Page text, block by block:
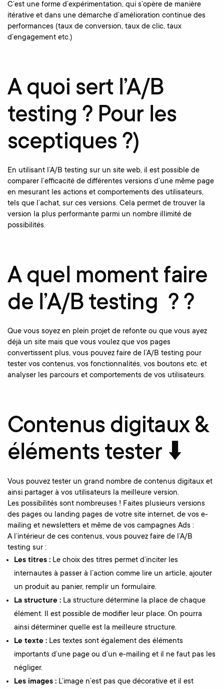
C’est une forme d’expérimentation, qui s’opère de manière
itérative et dans une démarche d’amélioration continue des
performances (taux de conversion, taux de clic, taux
d’engagement etc.)
A quoi sert l’A/B
testing ? Pour les
sceptiques ?)
En utilisant l’A/B testing sur un site web, il est possible de
comparer l’efficacité de différentes versions d’une même page
en mesurant les actions et comportements des utilisateurs,
tels que l’achat, sur ces versions. Cela permet de trouver la
version la plus performante parmi un nombre illimité de
possibilités.
A quel moment faire
de l’A/B testing ? ?
Que vous soyez en plein projet de refonte ou que vous ayez
déjà un site mais que vous voulez que vos pages
convertissent plus, vous pouvez faire de l’A/B testing pour
tester vos contenus, vos fonctionnalités, vos boutons etc. et
analyser les parcours et comportements de vos utilisateurs.
Contenus digitaux &
éléments tester ⬇️
Vous pouvez tester un grand nombre de contenus digitaux et
ainsi partager à vos utilisateurs la meilleure version.
Les possibilités sont nombreuses ! Faites plusieurs versions
des pages ou landing pages de votre site internet, de vos e-
mailing et newsletters et même de vos campagnes Ads :
A l’intérieur de ces contenus, vous pouvez faire de l’A/B
testing sur :
Les titres :Le choix des titres permet d’inciter les
internautes à passer à l’action comme lire un article, ajouter
un produit au panier, remplir un formulaire.
La structure :La structure détermine la place de chaque
élément. Il est possible de modifier leur place. On pourra
ainsi déterminer quelle est la meilleure structure.
Le texte :Les textes sont également des éléments
importants d’une page ou d’un e-mailing et il ne faut pas les
négliger.
Les images : L’image n’est pas que décorative et il est